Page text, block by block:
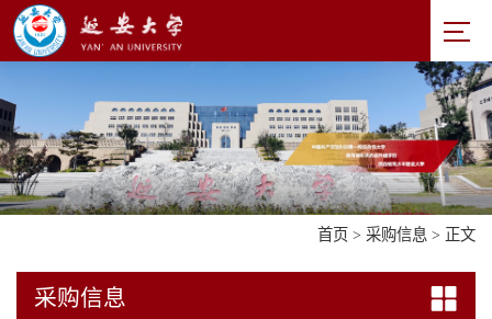
首页 > 采购信息 > 正文
采购信息